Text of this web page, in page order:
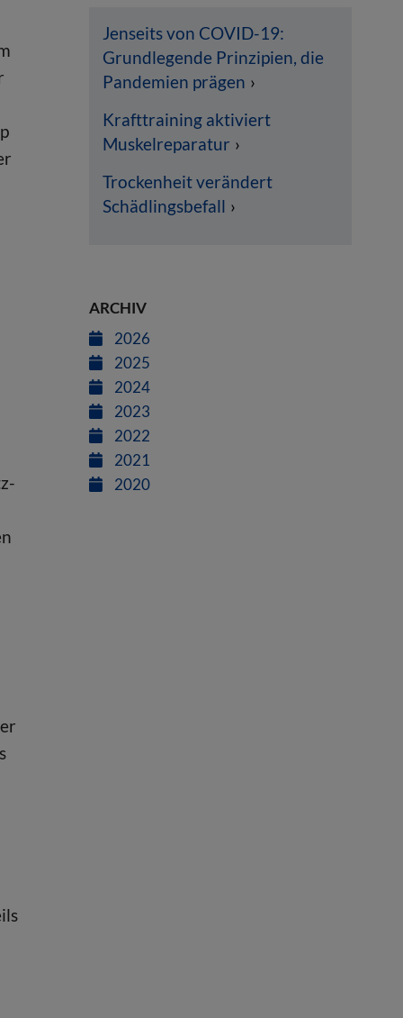
Jenseits von COVID-19:
Grundlegende Prinzipien, die
Pandemien prägen
Krafttraining aktiviert
Muskelreparatur
Trockenheit verändert
Schädlingsbefall
ARCHIV
2026
2025
2024
2023
2022
2021
2020